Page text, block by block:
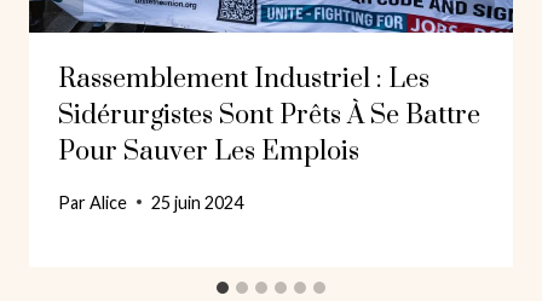
Rassemblement Industriel : Les
Sidérurgistes Sont Prêts À Se Battre
Pour Sauver Les Emplois
ParAlice 25 juin 2024